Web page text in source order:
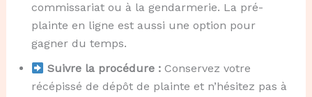
commissariat ou à la gendarmerie. La pré-
plainte en ligne est aussi une option pour
gagner du temps.
Suivre la procédure :Conservez votre
récépissé de dépôt de plainte et n’hésitez pas à